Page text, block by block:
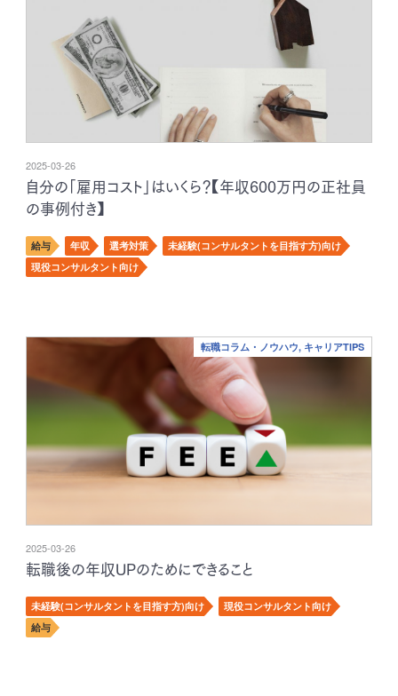
2025-03-26
自分の「雇用コスト」はいくら？【年収600万円の正社員
の事例付き】
給与 年収 選考対策
未経験(コンサルタントを目指す方)向け
現役コンサルタント向け
転職コラム・ノウハウ, キャリアTIPS
2025-03-26
転職後の年収UPのためにできること
未経験(コンサルタントを目指す方)向け
現役コンサルタント向け
給与